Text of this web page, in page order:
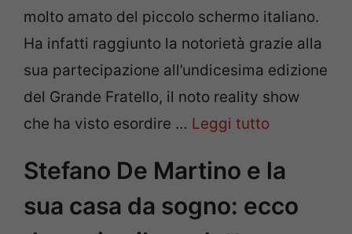
molto amato del piccolo schermo italiano.
Ha infatti raggiunto la notorietà grazie alla
sua partecipazione all’undicesima edizione
del Grande Fratello, il noto reality show
che ha visto esordire … Leggi tutto
Stefano De Martino e la
sua casa da sogno: ecco